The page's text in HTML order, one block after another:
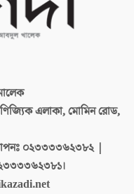
এলাকা, মোমিন রোড,
০২৩৩৩৩৬২৩৮২ |